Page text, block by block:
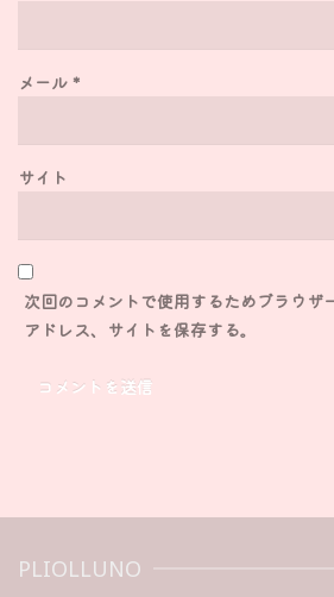
メール *
サイト
次回のコメントで使用するためブラウザ
アドレス、サイトを保存する。
PLIOLLUNO